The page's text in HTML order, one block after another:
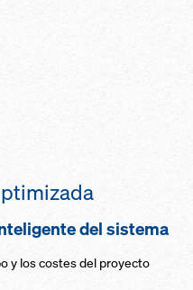
del sistema
y los costes del proyecto